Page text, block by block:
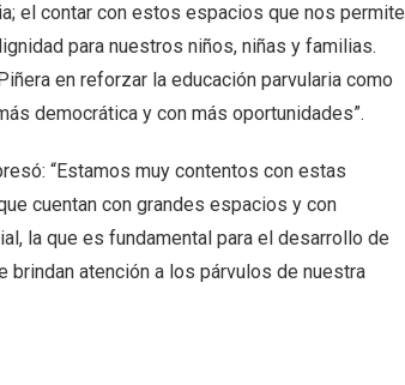
el contar con estos espacios que nos permite
para nuestros niños, niñas y familias.
en reforzar la educación parvularia como
democrática y con más oportunidades”.
“Estamos muy contentos con estas
cuentan con grandes espacios y con
la que es fundamental para el desarrollo de
atención a los párvulos de nuestra